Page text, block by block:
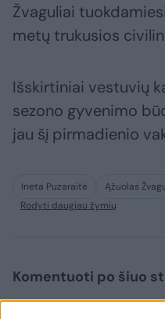
Žvaguliai
metų trukusios
Išskirtiniai vestuvių
sezono gyvenimo
jau šį pirmadienio
Ineta Puzaraitė Ąžuolas
Rodyti daugiau žymių
Komentuoti po šiuo